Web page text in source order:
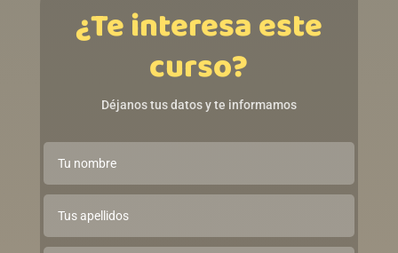
¿Te interesa este
curso?
Déjanos tus datos y te informamos